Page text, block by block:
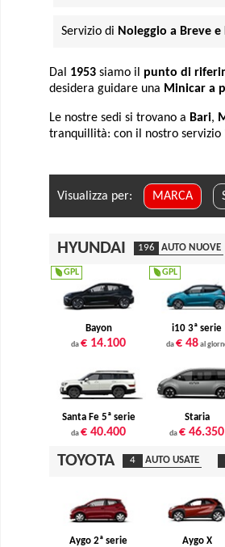
Servizio di Noleggio a Breve
Dal 1953 siamo il punto di
desidera guidare una Minicar a
Le nostre sedi si trovano a Bari,
tranquillità: con il nostro servizio
Visualizza per: MARCA
HYUNDAI 196 AUTO NUOVE
GPL
Bayon
da € 14.100
GPL
i10 3ª serie
da € 48al
Santa Fe 5ª serie
da € 40.400
Staria
da € 46.350
TOYOTA 4 AUTO USATE
Aygo 2ª serie Aygo X